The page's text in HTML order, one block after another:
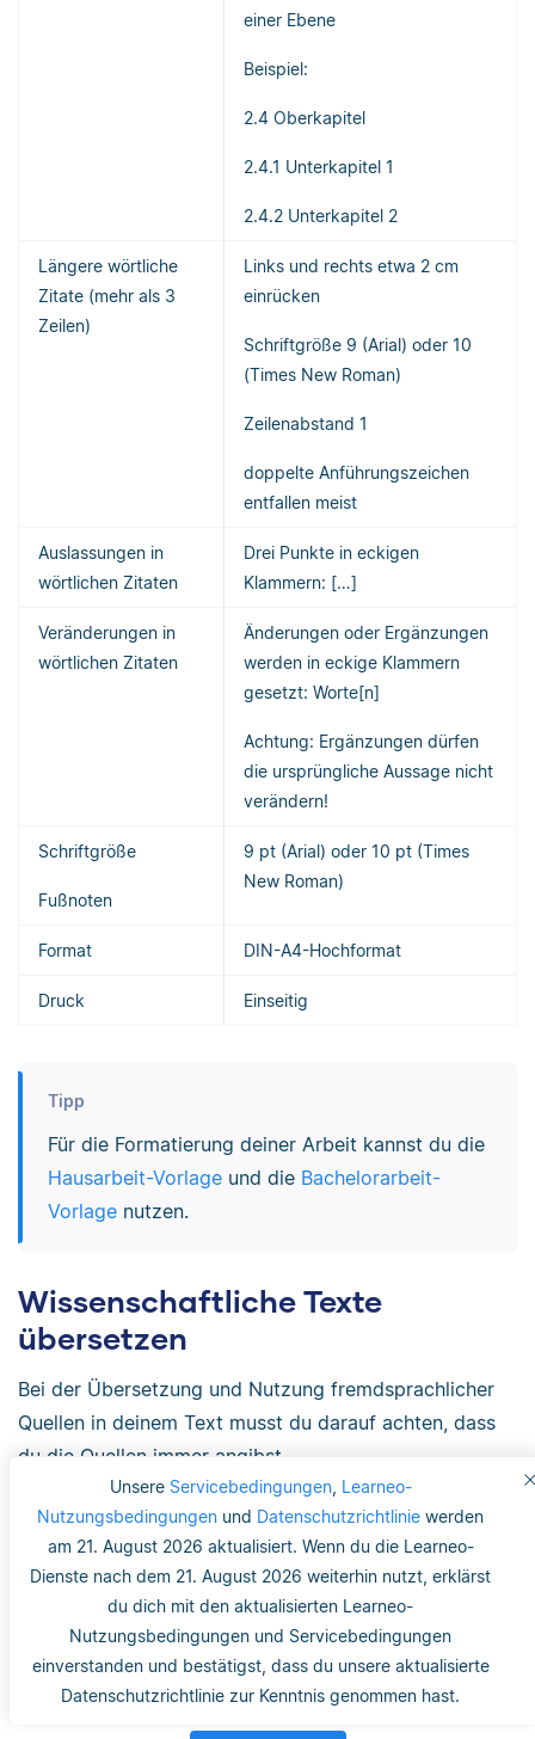
Unsere Servicebedingungen, Learneo-
Nutzungsbedingungen und Datenschutzrichtlinie werden
am 21. August 2026 aktualisiert. Wenn du die Learneo-
Dienste nach dem 21. August 2026 weiterhin nutzt, erklärst
du dich mit den aktualisierten Learneo-
Nutzungsbedingungen und Servicebedingungen
einverstanden und bestätigst, dass du unsere aktualisierte
Datenschutzrichtlinie zur Kenntnis genommen hast.
einer Ebene
Beispiel:
2.4 Oberkapitel
2.4.1 Unterkapitel 1
2.4.2 Unterkapitel 2
Längere wörtliche
Zitate (mehr als 3
Zeilen)
Links und rechts etwa 2 cm
einrücken
Schriftgröße 9 (Arial) oder 10
(Times New Roman)
Zeilenabstand 1
doppelte Anführungszeichen
entfallen meist
Auslassungen in
wörtlichen Zitaten
Drei Punkte in eckigen
Klammern: […]
Veränderungen in
wörtlichen Zitaten
Änderungen oder Ergänzungen
werden in eckige Klammern
gesetzt: Worte[n]
Achtung: Ergänzungen dürfen
die ursprüngliche Aussage nicht
verändern!
Schriftgröße
Fußnoten
9 pt (Arial) oder 10 pt (Times
New Roman)
Format DIN-A4-Hochformat
Druck Einseitig
Tipp
Für die Formatierung deiner Arbeit kannst du die
Hausarbeit-Vorlageund die Bachelorarbeit-
Vorlagenutzen.
Wissenschaftliche Texte
übersetzen
Bei der Übersetzung und Nutzung fremdsprachlicher
Quellen in deinem Text musst du darauf achten, dass
du die Quellen immer angibst.
Sonst begehst du einÜbersetzungsplagiat, was
schlimmstenfalls zu einem Ausschluss aus der
Hochschule führen kann.
Wenn du deine Arbeiten ins Englische übersetzen
willst, können dir die englischen Satzanfänge aim
folgendenArtikel dabei helfen.